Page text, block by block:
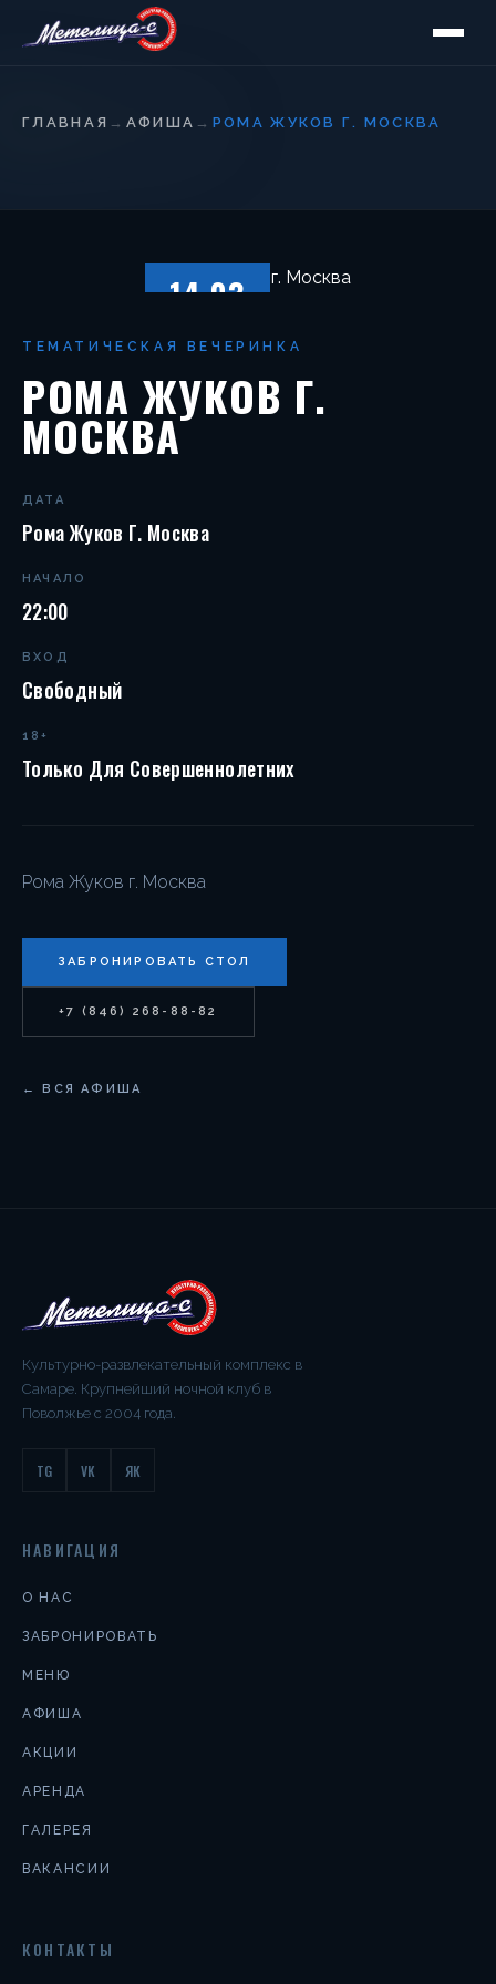
ГЛАВНАЯ → АФИША → РОМА ЖУКОВ Г. МОСКВА
14.03
ТЕМАТИЧЕСКАЯ ВЕЧЕРИНКА
РОМА ЖУКОВ Г.
МОСКВА
ДАТА
Рома Жуков Г. Москва
НАЧАЛО
22:00
ВХОД
Свободный
18+
Только Для Совершеннолетних
Рома Жуков г. Москва
ЗАБРОНИРОВАТЬ СТОЛ
+7 (846) 268-88-82
← ВСЯ АФИША
Культурно-развлекательный комплекс в
Самаре. Крупнейший ночной клуб в
Поволжье с 2004 года.
TG VK ЯК
НАВИГАЦИЯ
О НАС
ЗАБРОНИРОВАТЬ
МЕНЮ
АФИША
АКЦИИ
АРЕНДА
ГАЛЕРЕЯ
ВАКАНСИИ
КОНТАКТЫ